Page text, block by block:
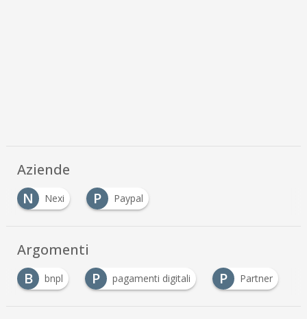
Aziende
N
Nexi P Paypal
Argomenti
B
bnpl P pagamenti digitali P Partner